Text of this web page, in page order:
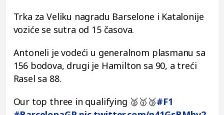
Trka za Veliku nagradu Barselone i Katalonije
voziće se sutra od 15 časova.
Antoneli je vodeći u generalnom plasmanu sa
156 bodova, drugi je Hamilton sa 90, a treći
Rasel sa 88.
Our top three in qualifying 🥈🥇🥉#F1